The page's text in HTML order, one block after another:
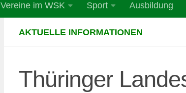
Vereine im WSK Sport Ausbildung
AKTUELLE INFORMATIONEN
Thüringer